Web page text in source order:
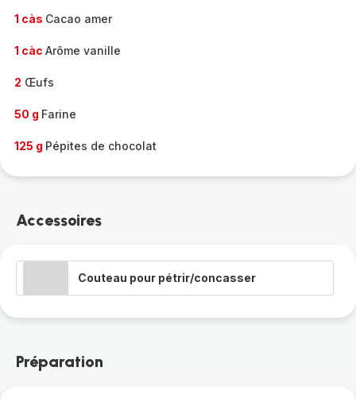
1 càs Cacao amer
1 càc Arôme vanille
2 Œufs
50 g Farine
125 g Pépites de chocolat
Accessoires
Couteau pour pétrir/concasser
Préparation